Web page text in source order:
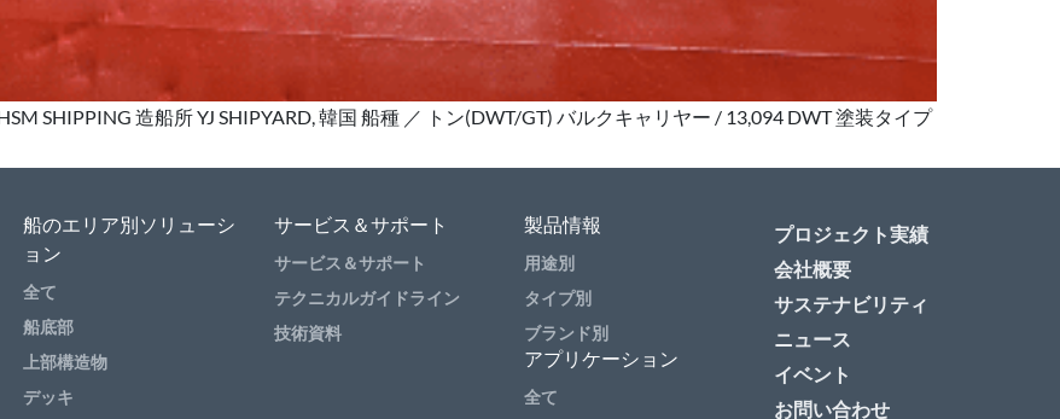
SHIPPING 造船所 YJ SHIPYARD, 韓国 船種 ／ トン(DWT/GT) バルクキャリヤー / 13,094 DWT 塗装タイプ
船のエリア別ソリューシ
ョン
全て
船底部
上部構造物
デッキ
サービス＆サポート
サービス＆サポート
テクニカルガイドライン
技術資料
製品情報
用途別
タイプ別
ブランド別
アプリケーション
全て
プロジェクト実績
会社概要
サステナビリティ
ニュース
イベント
お問い合わせ